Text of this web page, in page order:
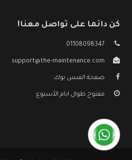
كن دائما على تواصل معنا!
01108098347
support@the-maintenance.com
صفحة الفيس بوك
مفتوح طوال ايام الأسبوع